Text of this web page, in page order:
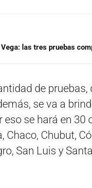
las tres pruebas
de pruebas,
se va a
se hará en 30
Chaco, Chubut,
San Luis y